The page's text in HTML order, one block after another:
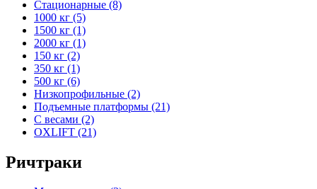
Стационарные (8)
1000 кг (5)
1500 кг (1)
2000 кг (1)
150 кг (2)
350 кг (1)
500 кг (6)
Низкопрофильные (2)
Подъемные платформы (21)
С весами (2)
OXLIFT (21)
Ричтраки